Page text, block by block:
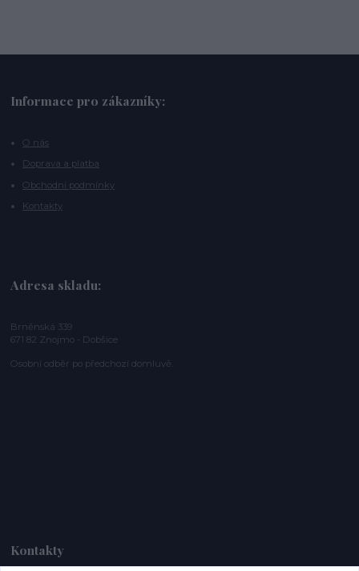
Informace pro zákazníky:
O nás
Doprava a platba
Obchodní podmínky
Kontakty
Adresa skladu:
Brněnská 339
671 82 Znojmo - Dobšice
Osobní odběr po předchozí domluvě.
Kontakty